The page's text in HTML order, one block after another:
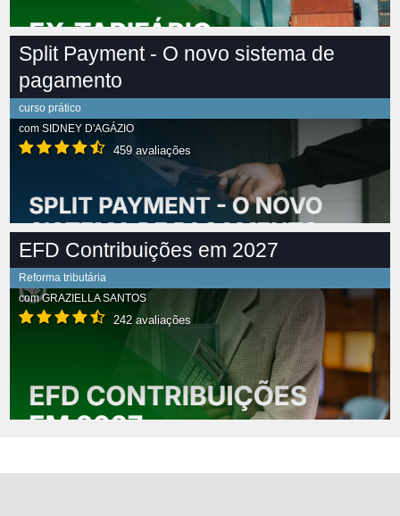
Split Payment - O novo sistema de
pagamento
curso prático
com SIDNEY D'AGÁZIO
459 avaliações
EFD Contribuições em 2027
Reforma tributária
comGRAZIELLA SANTOS
242 avaliações